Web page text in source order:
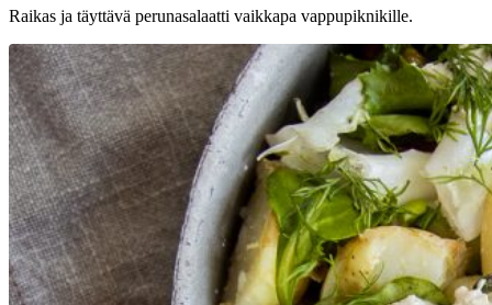
Raikas ja täyttävä perunasalaatti vaikkapa vappupiknikille.